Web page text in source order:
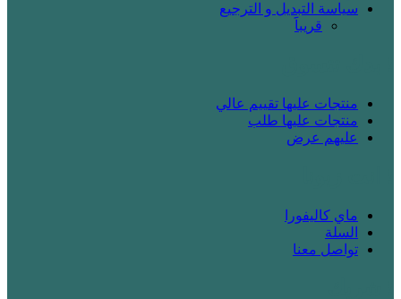
سياسة التبديل و الترجيع
قريباََ
منتجات عليها تقييم عالي
منتجات عليها طلب
عليهم عرض
ماي كاليفورا
السلة
تواصل معنا